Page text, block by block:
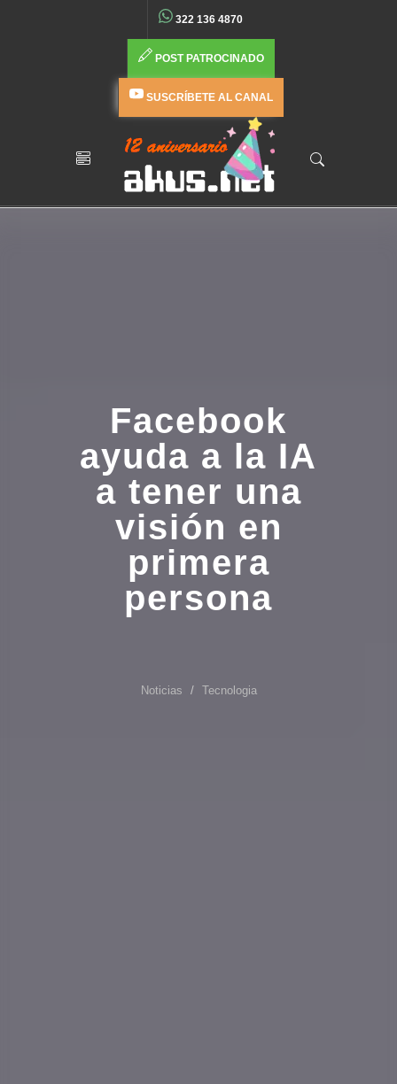
322 136 4870
POST PATROCINADO
SUSCRÍBETE AL CANAL
Facebook
ayuda a la IA
a tener una
visión en
primera
persona
Noticias Tecnologia